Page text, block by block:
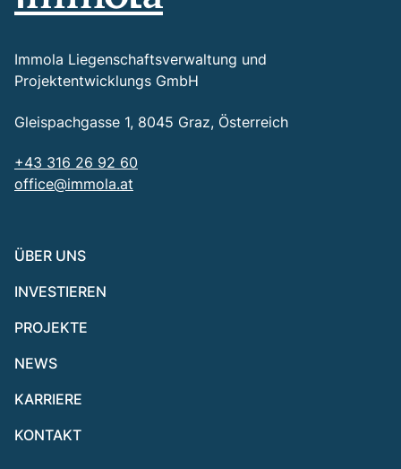
Immola Liegenschaftsverwaltung und
Projektentwicklungs GmbH
Gleispachgasse 1, 8045 Graz, Österreich
+43 316 26 92 60
office@immola.at
ÜBER UNS
INVESTIEREN
PROJEKTE
NEWS
KARRIERE
KONTAKT